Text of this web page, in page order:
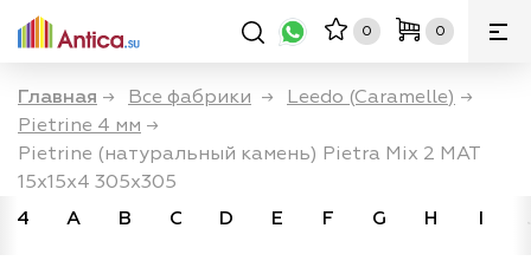
0 0
Главная → Все фабрики → Leedo (Caramelle) →
Pietrine 4 мм →
Pietrine (натуральный камень) Pietra Mix 2 MAT
15x15х4 305x305
4
A B C D E F G H I